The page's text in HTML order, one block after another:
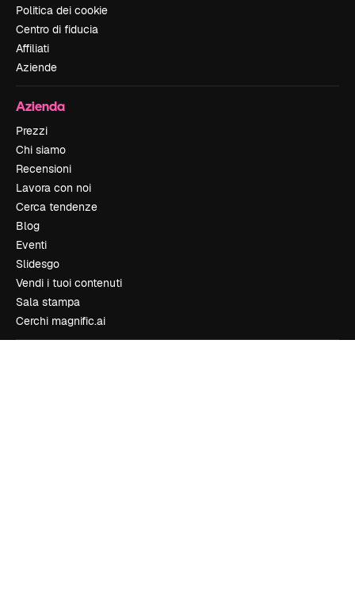
Politica dei cookie
Centro di fiducia
Affiliati
Aziende
Azienda
Prezzi
Chi siamo
Recensioni
Lavora con noi
Cerca tendenze
Blog
Eventi
Slidesgo
Vendi i tuoi contenuti
Sala stampa
Cerchi magnific.ai